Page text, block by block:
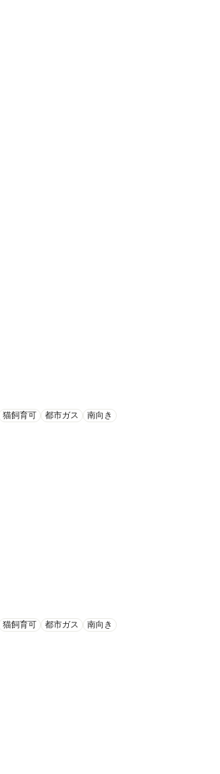
猫飼育可 都市ガス 南向き
猫飼育可 都市ガス 南向き